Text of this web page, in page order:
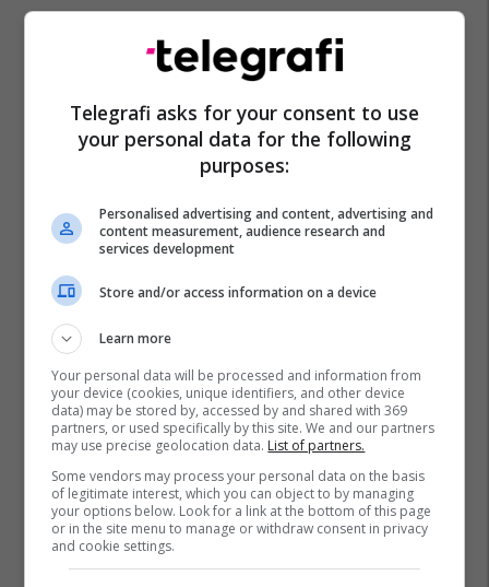
Telegrafi asks for your consent to use
your personal data for the following
purposes:
Personalised advertising and content, advertising and
content measurement, audience research and
services development
Store and/or access information on a device
Learn more
Your personal data will be processed and information from
your device (cookies, unique identifiers, and other device
data) may be stored by, accessed by and shared with 369
partners, or used specifically by this site. We and our partners
may use precise geolocation data. List of partners.
Some vendors may process your personal data on the basis
of legitimate interest, which you can object to by managing
your options below. Look for a link at the bottom of this page
or in the site menu to manage or withdraw consent in privacy
and cookie settings.